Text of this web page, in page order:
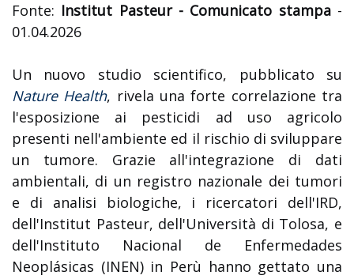
Fonte: Institut Pasteur - Comunicato stampa -
01.04.2026
Un nuovo studio scientifico, pubblicato su
Nature Health, rivela una forte correlazione tra
l'esposizione ai pesticidi ad uso agricolo
presenti nell'ambiente ed il rischio di sviluppare
un tumore. Grazie all'integrazione di dati
ambientali, di un registro nazionale dei tumori
e di analisi biologiche, i ricercatori dell'IRD,
dell'Institut Pasteur, dell'Università di Tolosa, e
dell'Instituto Nacional de Enfermedades
Neoplásicas (INEN) in Perù hanno gettato una